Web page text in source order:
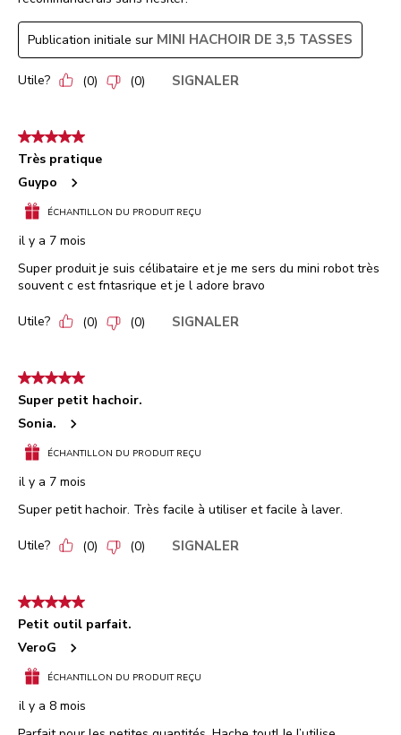
Publication initiale sur MINI HACHOIR DE 3,5 TASSES
Utile? (0) (0) SIGNALER
5 étoile(s) sur 5.
Très pratique
Guypo
ÉCHANTILLON DU PRODUIT REÇU
il y a 7 mois
Super produit je suis célibataire et je me sers du mini robot très
souvent c est fntasrique et je l adore bravo
Utile? (0) (0) SIGNALER
5 étoile(s) sur 5.
Super petit hachoir.
Sonia.
ÉCHANTILLON DU PRODUIT REÇU
il y a 7 mois
Super petit hachoir. Très facile à utiliser et facile à laver.
Utile? (0) (0) SIGNALER
5 étoile(s) sur 5.
Petit outil parfait.
VeroG
ÉCHANTILLON DU PRODUIT REÇU
il y a 8 mois